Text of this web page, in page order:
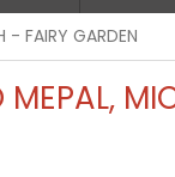
- FAIRY GARDEN